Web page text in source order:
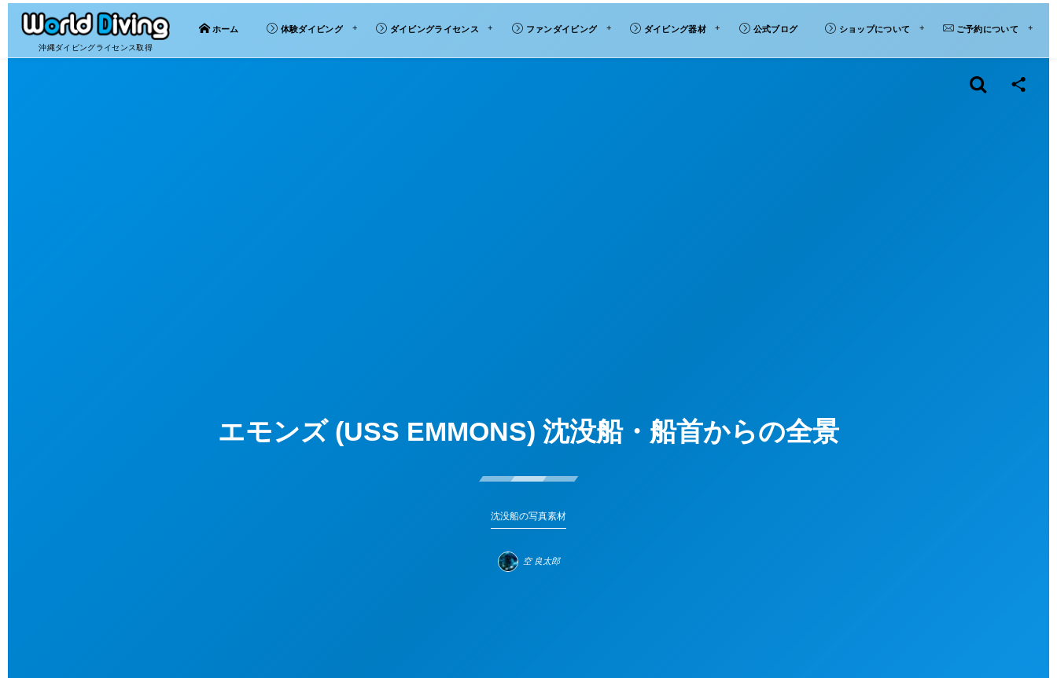
沖縄ダイビングライセンス取得
ホーム 体験ダイビング ダイビングライセンス ファンダイビング ダイビング器材 公式ブログ ショップについて ご予約について
エモンズ (USS EMMONS) 沈没船・船首からの全景
沈没船の写真素材
空 良太郎